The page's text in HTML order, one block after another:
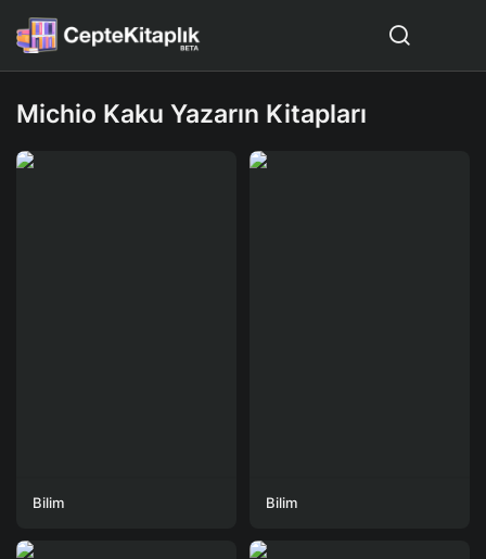
Michio Kaku Yazarın Kitapları
Bilim Bilim